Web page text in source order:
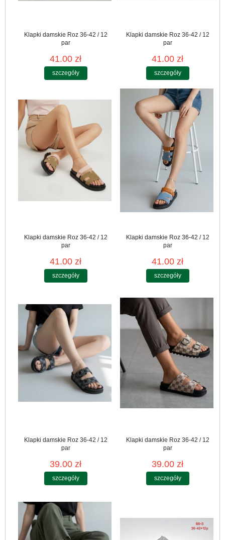
Klapki damskie Roz 36-42 / 12
par
41.00 zł
szczegóły
Klapki damskie Roz 36-42 / 12
par
41.00 zł
szczegóły
Klapki damskie Roz 36-42 / 12
par
41.00 zł
szczegóły
Klapki damskie Roz 36-42 / 12
par
41.00 zł
szczegóły
Klapki damskie Roz 36-42 / 12
par
39.00 zł
szczegóły
Klapki damskie Roz 36-42 / 12
par
39.00 zł
szczegóły